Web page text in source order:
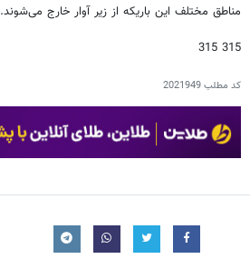
مناطق مختلف این باریکه از زیر آوار خارج می‌شوند.
315 315
کد مطلب2021949